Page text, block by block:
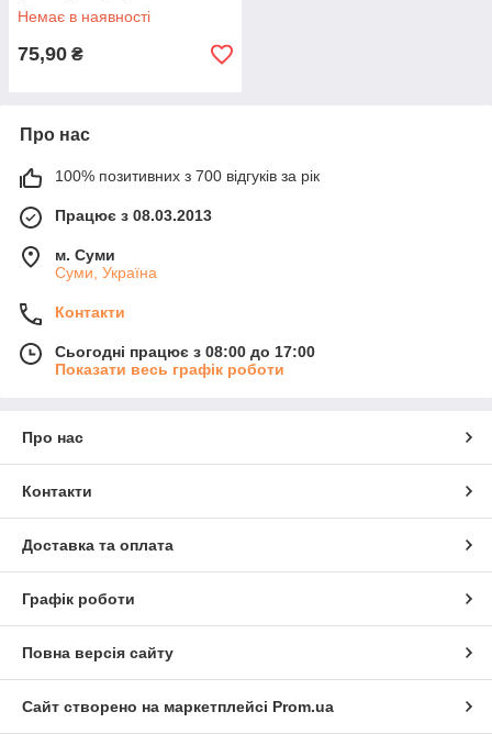
Немає в наявності
75,90 ₴
Про нас
100% позитивних з 700 відгуків за рік
Працює з 08.03.2013
м. Суми
Суми, Україна
Контакти
Сьогодні працює з 08:00 до 17:00
Показати весь графік роботи
Про нас
Контакти
Доставка та оплата
Графік роботи
Повна версія сайту
Сайт створено на маркетплейсі Prom.ua